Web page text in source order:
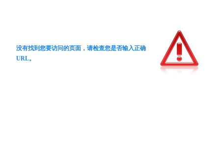
没有找到您要访问的页面，请检查您是否输入正确
URL。